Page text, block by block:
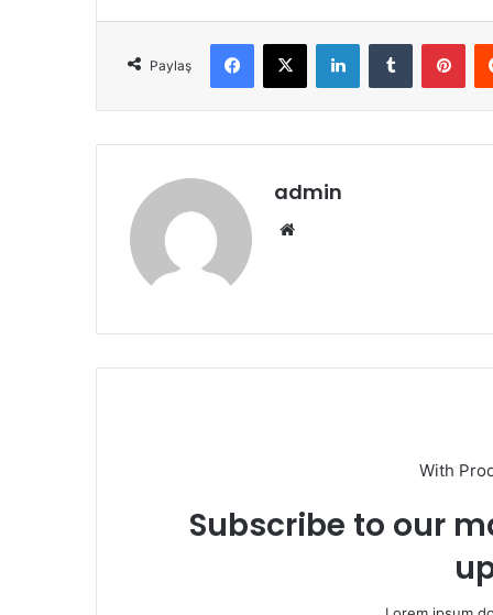
Paylaş
admin
With
Subscribe to our